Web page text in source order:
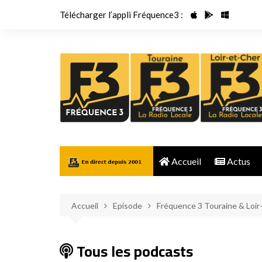
Télécharger l’appli Fréquence3 :
Accueil Actus
Accueil Episode Fréquence 3 Touraine &
Tous les podcasts